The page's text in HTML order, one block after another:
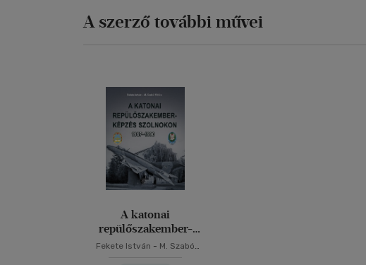
A szerző további művei
A katonai
repülőszakember-
képzés Szolnokon
Fekete István - M. Szabó